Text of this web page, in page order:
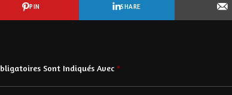
PIN SHARE
Sont Indiqués Avec *